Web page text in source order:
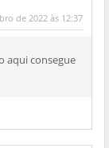
de 2022 às 12:37
aqui consegue